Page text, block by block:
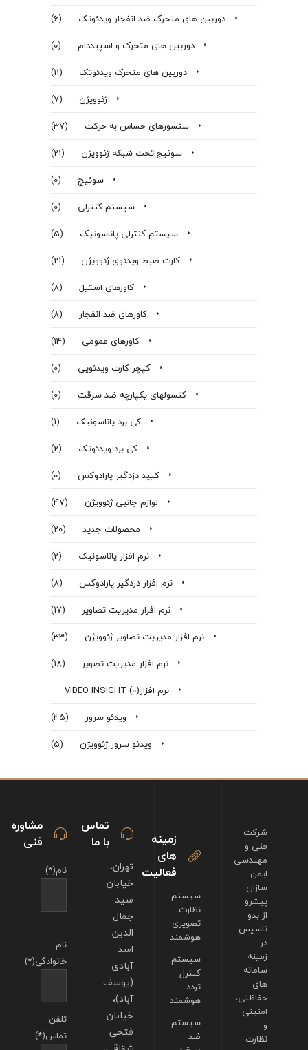
دوربین های متحرک ضد انفجار ویدئوتک
(6)
دوربین های متحرک و اسپیددام
(0)
دوربین های متحرک ویدئوتک
(11)
ژئوویژن
(7)
سنسورهای حساس به حرکت
(37)
سوئیج تحت شبکه ژئوویژن
(21)
سوئیچ
(0)
سیستم کنترلی
(0)
سیستم کنترلی پاناسونیک
(5)
کارت ضبط ویدئوی ژئوویژن
(21)
کاورهای استیل
(8)
کاورهای ضد انفجار
(8)
کاورهای عمومی
(14)
کپچر کارت ویدئویی
(0)
کنسولهای یکپارچه ضد سرقت
(0)
کی برد پاناسونیک
(1)
کی برد ویدئوتک
(2)
کیپد دزدگیر پارادوکس
(0)
لوازم جانبی ژئوویژن
(47)
محصولات جدید
(20)
نرم افزار پاناسونیک
(2)
نرم افزار دزدگير پارادوكس
(8)
نرم افزار مدیریت تصاویر
(17)
نرم افزار مدیریت تصاویر ژئوویژن
(33)
نرم افزار مدیریت تصویر
(18)
نرم افزارVIDEO INSIGHT(0)
ویدئو سرور
(45)
ویدئو سرور ژئوویژن
(5)
مشاوره
فنی
نام(*)
نام
خانوادگی(*)
تلفن
تماس(*)
تماس
با ما
تهران،
خیابان
سید
جمال
الدین
اسد
آبادی
(یوسف
آباد)،
خیابان
فتحی
زمینه
های
فعالیت
سیستم
نظارت
تصویری
هوشمند
سیستم
کنترل
تردد
هوشمند
سیستم
ضد
شرکت
فنی و
مهندسی
ایمن
سازان
پیشرو
از بدو
تاسیس
در
زمینه
سامانه
های
حفاظتی،
امنیتی
و
نظارت